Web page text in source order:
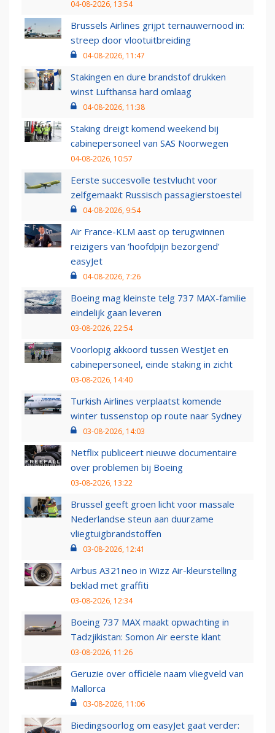
04-08-2026, 13:54
Brussels Airlines grijpt ternauwernood in:
streep door vlootuitbreiding
04-08-2026, 11:47
Stakingen en dure brandstof drukken
winst Lufthansa hard omlaag
04-08-2026, 11:38
Staking dreigt komend weekend bij
cabinepersoneel van SAS Noorwegen
04-08-2026, 10:57
Eerste succesvolle testvlucht voor
zelfgemaakt Russisch passagierstoestel
04-08-2026, 9:54
Air France-KLM aast op terugwinnen
reizigers van ‘hoofdpijn bezorgend’
easyJet
04-08-2026, 7:26
Boeing mag kleinste telg 737 MAX-familie
eindelijk gaan leveren
03-08-2026, 22:54
Voorlopig akkoord tussen WestJet en
cabinepersoneel, einde staking in zicht
03-08-2026, 14:40
Turkish Airlines verplaatst komende
winter tussenstop op route naar Sydney
03-08-2026, 14:03
Netflix publiceert nieuwe documentaire
over problemen bij Boeing
03-08-2026, 13:22
Brussel geeft groen licht voor massale
Nederlandse steun aan duurzame
vliegtuigbrandstoffen
03-08-2026, 12:41
Airbus A321neo in Wizz Air-kleurstelling
beklad met graffiti
03-08-2026, 12:34
Boeing 737 MAX maakt opwachting in
Tadzjikistan: Somon Air eerste klant
03-08-2026, 11:26
Geruzie over officiële naam vliegveld van
Mallorca
03-08-2026, 11:06
Biedingsoorlog om easyJet gaat verder: